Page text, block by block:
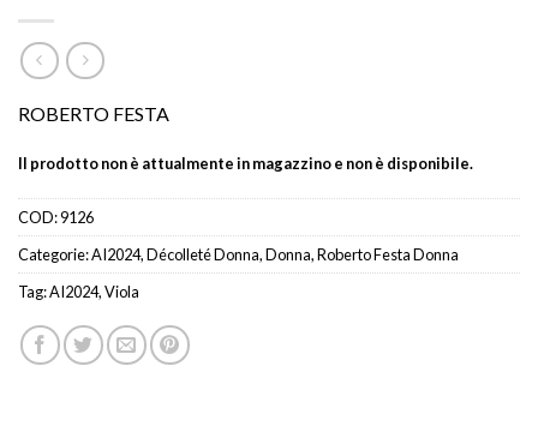
ROBERTO FESTA
Il prodotto non è attualmente in magazzino e non è disponibile.
COD:9126
Categorie:AI2024,Décolleté Donna,Donna,Roberto Festa Donna
Tag:AI2024,Viola